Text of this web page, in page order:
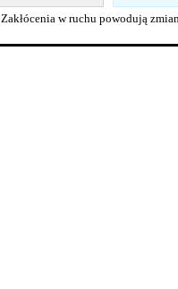
Zakłócenia w ruchu powodują